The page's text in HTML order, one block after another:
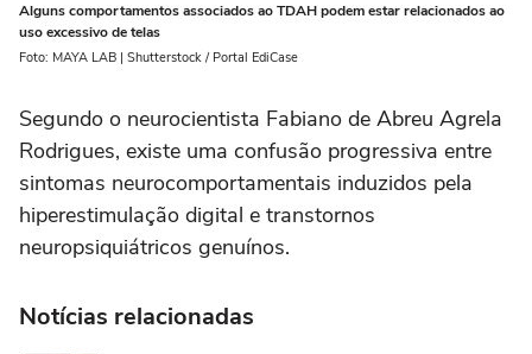
Alguns comportamentos associados ao TDAH podem estar relacionados ao
uso excessivo de telas
Foto: MAYA LAB | Shutterstock / Portal EdiCase
Segundo o neurocientista Fabiano de Abreu Agrela
Rodrigues, existe uma confusão progressiva entre
sintomas neurocomportamentais induzidos pela
hiperestimulação digital e transtornos
neuropsiquiátricos genuínos.
Notícias relacionadas